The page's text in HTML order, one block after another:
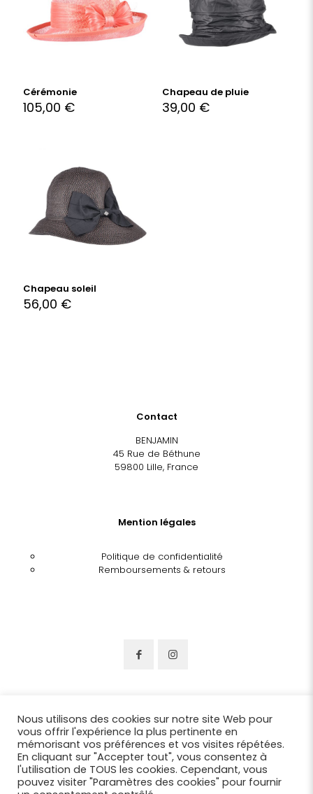
Cérémonie
105,00 €
Chapeau de pluie
39,00 €
Chapeau soleil
56,00 €
Contact
BENJAMIN
45 Rue de Béthune
59800 Lille, France
Mention légales
Politique de confidentialité
Remboursements & retours
Nous utilisons des cookies sur notre site Web pour
vous offrir l'expérience la plus pertinente en
mémorisant vos préférences et vos visites répétées.
En cliquant sur "Accepter tout", vous consentez à
l'utilisation de TOUS les cookies. Cependant, vous
pouvez visiter "Paramètres des cookies" pour fournir